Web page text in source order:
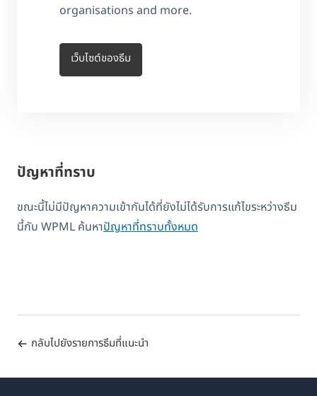
organisations and more.
เว็บไซต์ของธีม
ปัญหาที่ทราบ
ขณะนี้ไม่มีปัญหาความเข้ากันได้ที่ยังไม่ได้รับการแก้ไขระหว่างธีม
นี้กับ WPML ค้นหาปัญหาที่ทราบทั้งหมด
กลับไปยังรายการธีมที่แนะนำ